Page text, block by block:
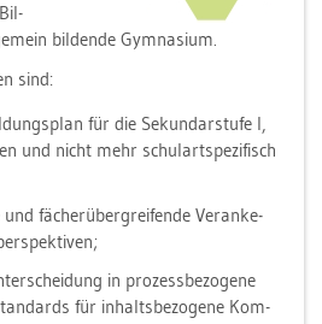
bil­den­de Gym­na­si­um.
sind:
für die Se­kun­dar­stu­fe I,
und nicht mehr schul­art­spe­zi­fisch
fä­cher­über­grei­fen­de Ver­an­ke­
in pro­zess­be­zo­ge­ne
für in­halts­be­zo­ge­ne Kom­